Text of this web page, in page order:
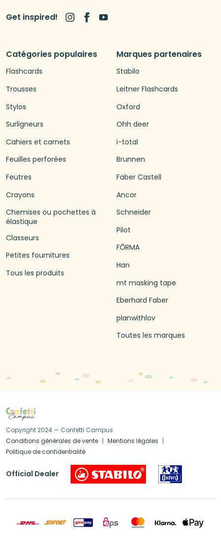
Catégories populaires
Flashcards
Trousses
Stylos
Surligneurs
Cahiers et carnets
Feuilles perforées
Feutres
Crayons
Chemises ou pochettes à
élastique
Classeurs
Petites fournitures
Tous les produits
Marques partenaires
Stabilo
Leitner Flashcards
Oxford
Ohh deer
i-total
Brunnen
Faber Castell
Ancor
Schneider
Pilot
FŌRMA
Han
mt masking tape
Eberhard Faber
planwithlov
Toutes les marques
Get inspired!
Copyright 2024 — Confetti Campus
Conditions générales de vente
Mentions légales
Politique de confidentialité
Official Dealer